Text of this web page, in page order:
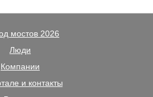
мостов 2026
Люди
Компании
и контакты